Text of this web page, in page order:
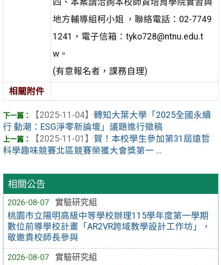
相關公告
2026-08-07
實驗研究組
桃園市立陽明高級中等學校辦理115學年度第一學期
數位前導學校計畫「AR2VR跨域教學設計工作坊」，
敬邀貴校師長參與
2026-08-07
實驗研究組
地方輔導組柯小姐 ，聯絡電話：02-7749
1241，電子信箱：tyko728@ntnu.edu.t
w。
(有意報名者，課務自理)
相關附件
【2025-11-04】 轉知大葉大學「2025全國永續
行 動潮：ESG淨零新論壇」議題進行徵稿
【2025-11-01】 賀！本校學生參加第31屆遠哲
科學趣味競賽北區競賽榮獲大會獎第一 ...